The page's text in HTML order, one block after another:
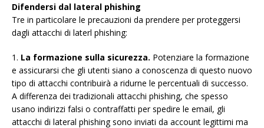
Difendersi dal lateral phishing
Tre in particolare le precauzioni da prendere per proteggersi
dagli attacchi di laterl phishing:
1. La formazione sulla sicurezza. Potenziare la formazione
e assicurarsi che gli utenti siano a conoscenza di questo nuovo
tipo di attacchi contribuirà a ridurne le percentuali di successo.
A differenza dei tradizionali attacchi phishing, che spesso
usano indirizzi falsi o contraffatti per spedire le email, gli
attacchi di lateral phishing sono inviati da account legittimi ma